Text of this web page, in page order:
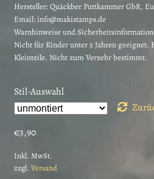
Hersteller:Quäckber Puttkammer GbR,
Email: info@makistamps.de
Warnhinweise und
Nicht für Kinder unter 5 Jahren geeignet.
Kleinteile. Nicht zum Verzehr bestimmt.
Stil-Auswahl
€3,90
Inkl. MwSt.
zzgl. Versand